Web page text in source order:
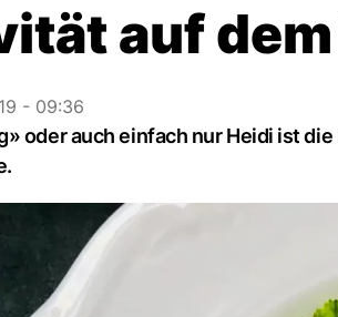
auf
- 09:36
oder auch einfach nur Heidi ist